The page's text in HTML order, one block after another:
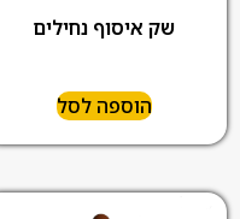
שק איסוף נחילים
הוספה לסל